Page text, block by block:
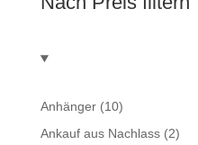
Anhänger(10)
Ankauf aus Nachlass(2)